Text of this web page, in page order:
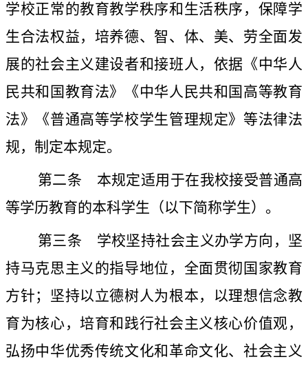
学校正常的教育教学秩序和生活秩序，保障学
生合法权益，培养德、智、体、美、劳全面发
展的社会主义建设者和接班人，依据《中华人
民共和国教育法》《中华人民共和国高等教育
法》《普通高等学校学生管理规定》等法律法
规，制定本规定。
第二条 本规定适用于在我校接受普通高
等学历教育的本科学生（以下简称学生）。
第三条 学校坚持社会主义办学方向，坚
持马克思主义的指导地位，全面贯彻国家教育
方针；坚持以立德树人为根本，以理想信念教
育为核心，培育和践行社会主义核心价值观，
弘扬中华优秀传统文化和革命文化、社会主义